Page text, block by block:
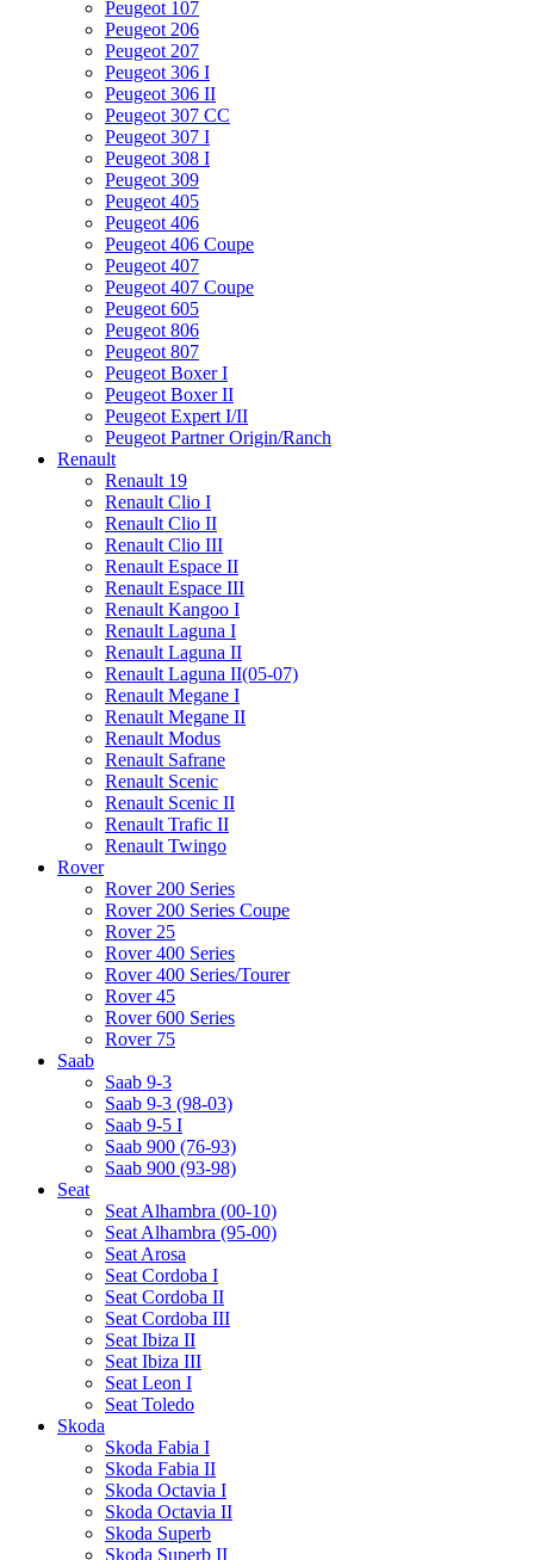
Peugeot 107
Peugeot 206
Peugeot 207
Peugeot 306 I
Peugeot 306 II
Peugeot 307 CC
Peugeot 307 I
Peugeot 308 I
Peugeot 309
Peugeot 405
Peugeot 406
Peugeot 406 Coupe
Peugeot 407
Peugeot 407 Coupe
Peugeot 605
Peugeot 806
Peugeot 807
Peugeot Boxer I
Peugeot Boxer II
Peugeot Expert I/II
Peugeot Partner Origin/Ranch
Renault
Renault 19
Renault Clio I
Renault Clio II
Renault Clio III
Renault Espace II
Renault Espace III
Renault Kangoo I
Renault Laguna I
Renault Laguna II
Renault Laguna II(05-07)
Renault Megane I
Renault Megane II
Renault Modus
Renault Safrane
Renault Scenic
Renault Scenic II
Renault Trafic II
Renault Twingo
Rover
Rover 200 Series
Rover 200 Series Coupe
Rover 25
Rover 400 Series
Rover 400 Series/Tourer
Rover 45
Rover 600 Series
Rover 75
Saab
Saab 9-3
Saab 9-3 (98-03)
Saab 9-5 I
Saab 900 (76-93)
Saab 900 (93-98)
Seat
Seat Alhambra (00-10)
Seat Alhambra (95-00)
Seat Arosa
Seat Cordoba I
Seat Cordoba II
Seat Cordoba III
Seat Ibiza II
Seat Ibiza III
Seat Leon I
Seat Toledo
Skoda
Skoda Fabia I
Skoda Fabia II
Skoda Octavia I
Skoda Octavia II
Skoda Superb
Skoda Superb II